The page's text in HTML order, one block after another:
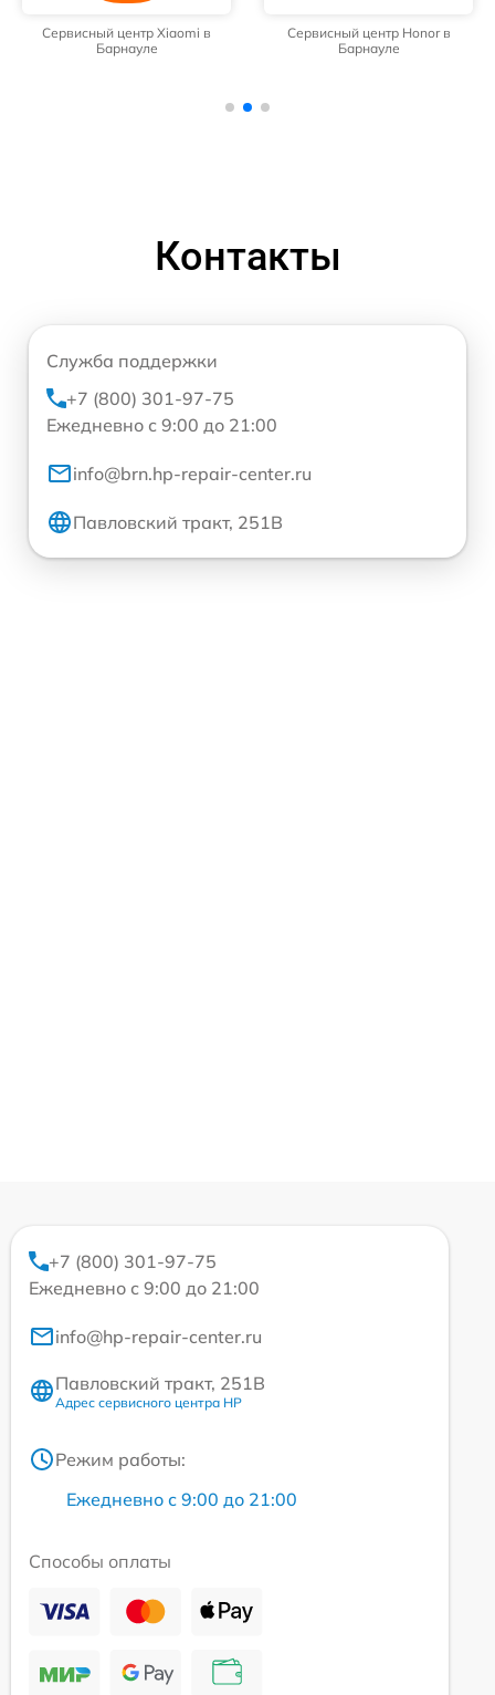
Сервисный центр Xiaomi в
Барнауле
Сервисный центр Honor в
Барнауле
Контакты
Служба поддержки
+7 (800) 301-97-75
Ежедневно с 9:00 до 21:00
info@brn.hp-repair-center.ru
Павловский тракт, 251В
+7 (800) 301-97-75
Ежедневно с 9:00 до 21:00
info@hp-repair-center.ru
Павловский тракт, 251В
Адрес сервисного центра HP
Режим работы:
Ежедневно с 9:00 до 21:00
Способы оплаты